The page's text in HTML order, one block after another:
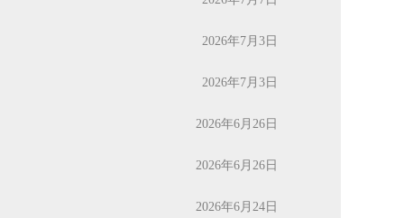
2026年7月3日
2026年7月3日
2026年6月26日
2026年6月26日
2026年6月24日